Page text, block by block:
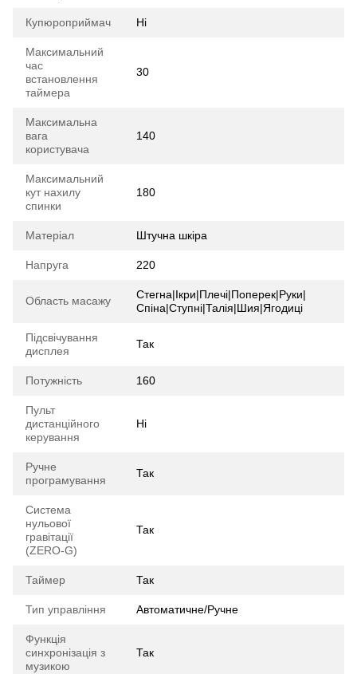
Купюроприймач Ні
Максимальний
час
встановлення
таймера
30
Максимальна
вага
користувача
140
Максимальний
кут нахилу
спинки
180
Матеріал Штучна шкіра
Напруга 220
Область масажу
Стегна|Ікри|Плечі|Поперек|Руки|
Спіна|Ступні|Талія|Шия|Ягодиці
Підсвічування
дисплея
Так
Потужність 160
Пульт
дистанційного
керування
Ні
Ручне
програмування
Так
Система
нульової
гравітації
(ZERO-G)
Так
Таймер Так
Тип управління Автоматичне/Ручне
Функція
синхронізація з
музикою
Так